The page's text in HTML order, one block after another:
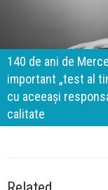
140 de ani de
important „test al
cu aceeași
calitate